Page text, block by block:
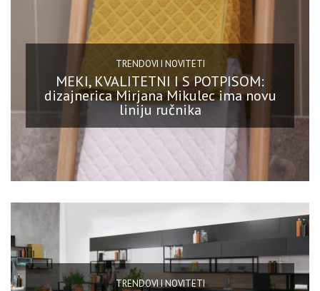
TRENDOVI I NOVITETI
MEKI, KVALITETNI I S POTPISOM:
dizajnerica Mirjana Mikulec ima novu
liniju ručnika
TRENDOVI I NOVITETI